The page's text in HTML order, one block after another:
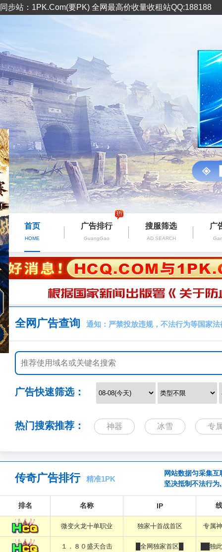
同步站：1PK.Com(要PK) 全网最高价收量收租站QQ:188188
首页
HOME
广告排行
GuangGao
搜服筛选
AD SEARCH
广
全网广告查询 通知：严禁投放违规，不法行为等国家
广告快速筛选：
热门搜索推荐： 神器 冰雪 专
传奇广告排行 精准1PK
网站数据匀采集
坚决抵制不法行
排名 名称 IP
微变火龙╋单职业 独家╋首战首区 专属
１．８０盛天合击 █全网独家首区█ ██独